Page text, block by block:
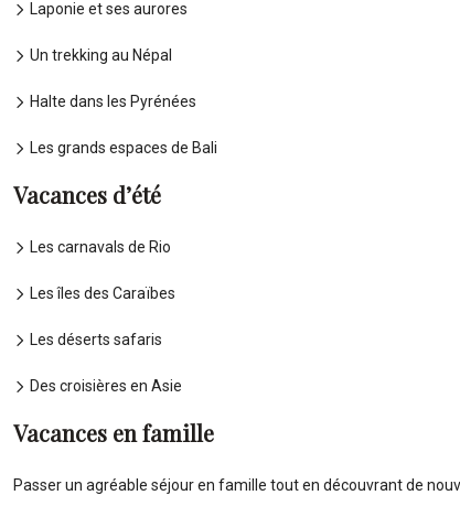
Laponie et ses aurores
Un trekking au Népal
Halte dans les Pyrénées
Les grands espaces de Bali
Vacances d’été
Les carnavals de Rio
Les îles des Caraïbes
Les déserts safaris
Des croisières en Asie
Vacances en famille
Passer un agréable séjour en famille tout en découvrant de